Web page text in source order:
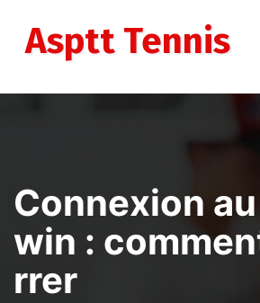
contenuAsptt Tennis
Connexion
win :
rrer